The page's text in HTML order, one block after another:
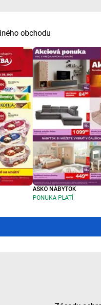
obchodu
ASKO NÁBYTOK
PONUKA PLATÍ